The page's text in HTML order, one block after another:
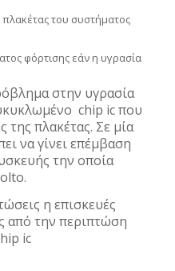
του συστήματος
φόρτισης εάν η υγρασία
στην υγρασία
chip ic που
της πλακέτας. Σε μία
να γίνει επέμβαση
την οποία
η επισκευές
από την περιπτώση
ic